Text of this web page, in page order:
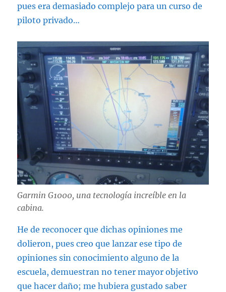
pues era demasiado complejo para un curso de
piloto privado…
Garmin G1000, una tecnología increíble en la
cabina.
He de reconocer que dichas opiniones me
dolieron, pues creo que lanzar ese tipo de
opiniones sin conocimiento alguno de la
escuela, demuestran no tener mayor objetivo
que hacer daño; me hubiera gustado saber